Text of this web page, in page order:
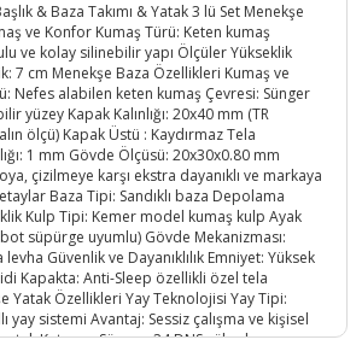
& Baza Takımı & Yatak 3 lü Set Menekşe
ve Konfor Kumaş Türü: Keten kumaş
ve kolay silinebilir yapı Ölçüler Yükseklik
7 cm Menekşe Baza Özellikleri Kumaş ve
Nefes alabilen keten kumaş Çevresi: Sünger
yüzey Kapak Kalınlığı: 20x40 mm (TR
ölçü) Kapak Üstü : Kaydırmaz Tela
1 mm Gövde Ölçüsü: 20x30x0.80 mm
çizilmeye karşı ekstra dayanıklı ve markaya
Baza Tipi: Sandıklı baza Depolama
Kulp Tipi: Kemer model kumaş kulp Ayak
süpürge uyumlu) Gövde Mekanizması:
Güvenlik ve Dayanıklılık Emniyet: Yüksek
Kapakta: Anti-Sleep özellikli özel tela
Yatak Özellikleri Yay Teknolojisi Yay Tipi:
yay sistemi Avantaj: Sessiz çalışma ve kişisel
Katmanı Sünger: 24 DNS yüksek